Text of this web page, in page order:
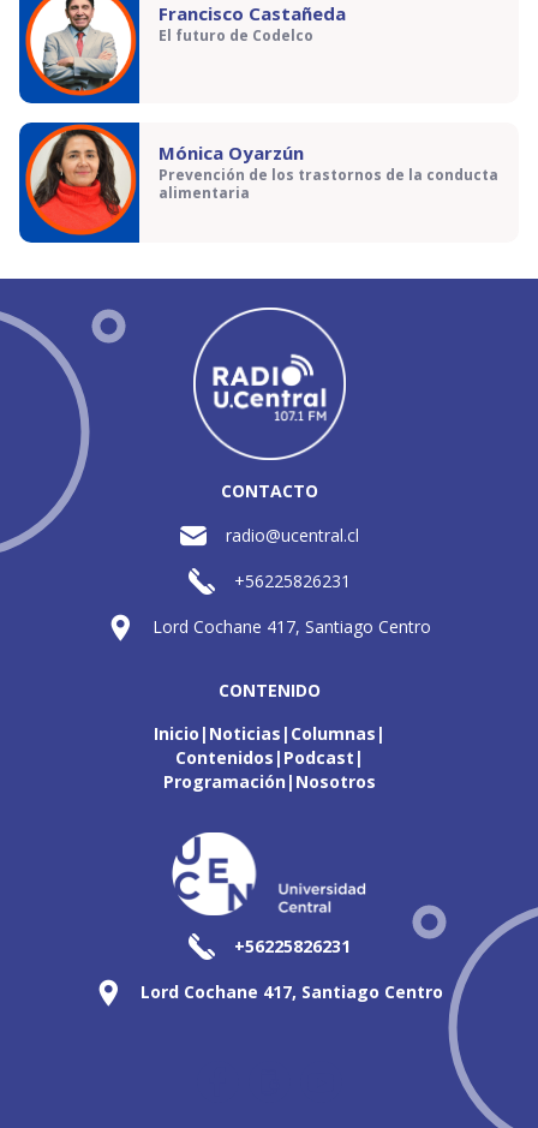
Francisco Castañeda
El futuro de Codelco
Mónica Oyarzún
Prevención de los trastornos de la conducta
alimentaria
CONTACTO
radio@ucentral.cl
+56225826231
Lord Cochane 417, Santiago Centro
CONTENIDO
Inicio Noticias Columnas
Contenidos Podcast
Programación Nosotros
+56225826231
Lord Cochane 417, Santiago Centro